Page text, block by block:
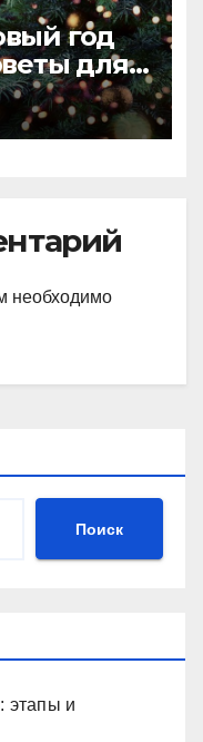
год
для
необходимо
Поиск
этапы и